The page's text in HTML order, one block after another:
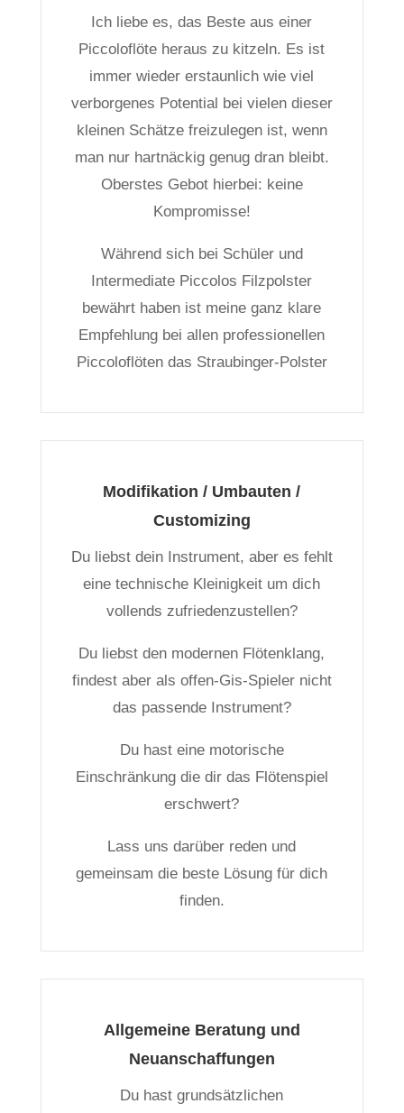
Ich liebe es, das Beste aus einer
Piccoloflöte heraus zu kitzeln. Es ist
immer wieder erstaunlich wie viel
verborgenes Potential bei vielen dieser
kleinen Schätze freizulegen ist, wenn
man nur hartnäckig genug dran bleibt.
Oberstes Gebot hierbei: keine
Kompromisse!
Während sich bei Schüler und
Intermediate Piccolos Filzpolster
bewährt haben ist meine ganz klare
Empfehlung bei allen professionellen
Piccoloflöten das Straubinger-Polster
Modifikation / Umbauten /
Customizing
Du liebst dein Instrument, aber es fehlt
eine technische Kleinigkeit um dich
vollends zufriedenzustellen?
Du liebst den modernen Flötenklang,
findest aber als offen-Gis-Spieler nicht
das passende Instrument?
Du hast eine motorische
Einschränkung die dir das Flötenspiel
erschwert?
Lass uns darüber reden und
gemeinsam die beste Lösung für dich
finden.
Allgemeine Beratung und
Neuanschaffungen
Du hast grundsätzlichen